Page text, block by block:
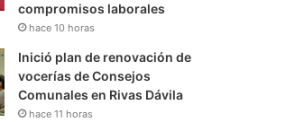
compromisos laborales
hace 10 horas
Inició plan de renovación de
vocerías de Consejos
Comunales en Rivas Dávila
hace 11 horas